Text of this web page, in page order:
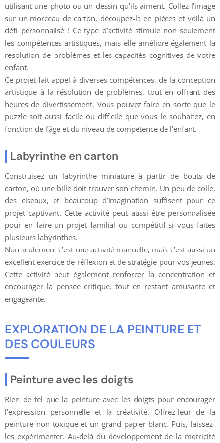
utilisant une photo ou un dessin qu’ils aiment. Collez l’image
sur un morceau de carton, découpez-la en pièces et voilà un
défi personnalisé ! Ce type d’activité stimule non seulement
les compétences artistiques, mais elle améliore également la
résolution de problèmes et les capacités cognitives de votre
enfant.
Ce projet fait appel à diverses compétences, de la conception
artistique à la résolution de problèmes, tout en offrant des
heures de divertissement. Vous pouvez faire en sorte que le
puzzle soit aussi facile ou difficile que vous le souhaitez, en
fonction de l’âge et du niveau de compétence de l’enfant.
Labyrinthe en carton
Construisez un labyrinthe miniature à partir de bouts de
carton, où une bille doit trouver son chemin. Un peu de colle,
des ciseaux, et beaucoup d’imagination suffisent pour ce
projet captivant. Cette activité peut aussi être personnalisée
pour en faire un projet familial ou compétitif si vous faites
plusieurs labyrinthes.
Non seulement c’est une activité manuelle, mais c’est aussi un
excellent exercice de réflexion et de stratégie pour vos jeunes.
Cette activité peut également renforcer la concentration et
encourager la pensée critique, tout en restant amusante et
engageante.
EXPLORATION DE LA PEINTURE ET
DES COULEURS
Peinture avec les doigts
Rien de tel que la peinture avec les doigts pour encourager
l’expression personnelle et la créativité. Offrez-leur de la
peinture non toxique et un grand papier blanc. Puis, laissez-
les expérimenter. Au-delà du développement de la motricité